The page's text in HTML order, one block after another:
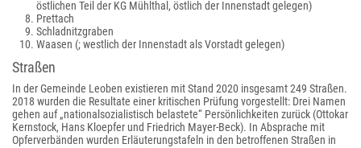
östlichen Teil der KG Mühlthal, östlich der Innenstadt gelegen)
Prettach
Schladnitzgraben
Waasen (; westlich der Innenstadt als Vorstadt gelegen)
Straßen
In der Gemeinde Leoben existieren mit Stand 2020 insgesamt 249 Straßen.
2018 wurden die Resultate einer kritischen Prüfung vorgestellt: Drei Namen
gehen auf „nationalsozialistisch belastete“ Persönlichkeiten zurück (Ottokar
Kernstock, Hans Kloepfer und Friedrich Mayer-Beck). In Absprache mit
Opferverbänden wurden Erläuterungstafeln in den betroffenen Straßen in